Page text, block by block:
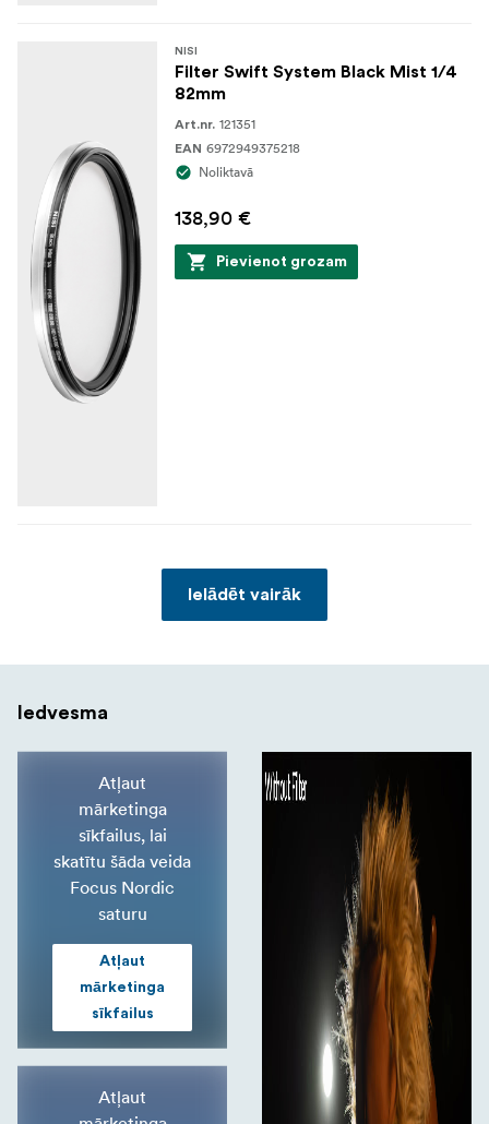
NISI
Filter Swift System Black Mist 1/4
82mm
Art.nr. 121351
EAN 6972949375218
Noliktavā
138,90 €
Pievienot grozam
Ielādēt vairāk
Iedvesma
Atļaut
mārketinga
sīkfailus, lai
skatītu šāda veida
Focus Nordic
saturu
Atļaut
mārketinga
sīkfailus
Atļaut